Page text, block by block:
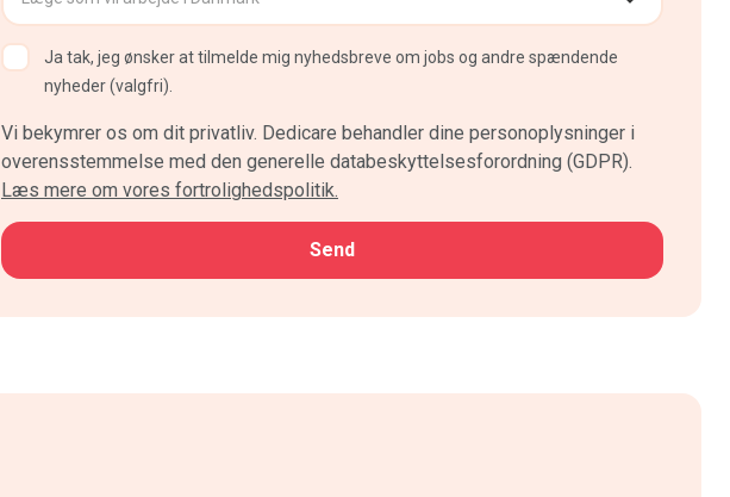
Ja tak, jeg ønsker at tilmelde mig nyhedsbreve om jobs og andre spændende
nyheder (valgfri).
Vi bekymrer os om dit privatliv. Dedicare behandler dine personoplysninger i
overensstemmelse med den generelle databeskyttelsesforordning (GDPR).
Læs mere om vores fortrolighedspolitik.
CAPTCHA